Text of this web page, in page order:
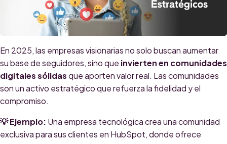
En 2025, las empresas visionarias no solo buscan aumentar
su base de seguidores, sino que invierten en comunidades
digitales sólidasque aporten valor real. Las comunidades
son un activo estratégico que refuerza la fidelidad y el
compromiso.
💡 Ejemplo: Una empresa tecnológica crea una comunidad
exclusiva para sus clientes en HubSpot, donde ofrece